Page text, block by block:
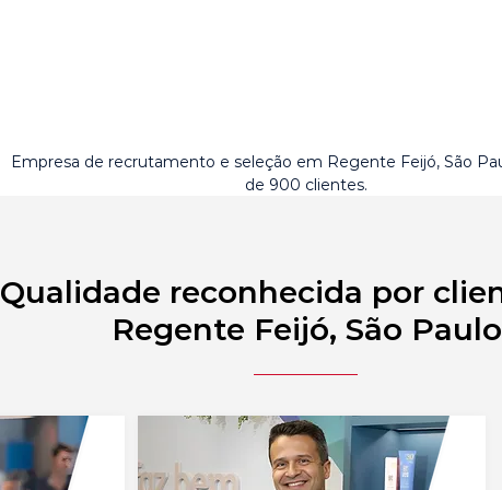
Empresa de recrutamento e seleção em Regente Feijó, São
de 900 clientes.
Qualidade reconhecida por
Regente Feijó, São Paulo